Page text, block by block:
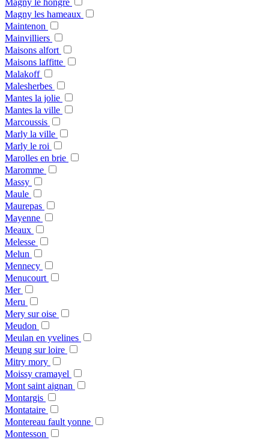
Magny le hongre
Magny les hameaux
Maintenon
Mainvilliers
Maisons alfort
Maisons laffitte
Malakoff
Malesherbes
Mantes la jolie
Mantes la ville
Marcoussis
Marly la ville
Marly le roi
Marolles en brie
Maromme
Massy
Maule
Maurepas
Mayenne
Meaux
Melesse
Melun
Mennecy
Menucourt
Mer
Meru
Mery sur oise
Meudon
Meulan en yvelines
Meung sur loire
Mitry mory
Moissy cramayel
Mont saint aignan
Montargis
Montataire
Montereau fault yonne
Montesson